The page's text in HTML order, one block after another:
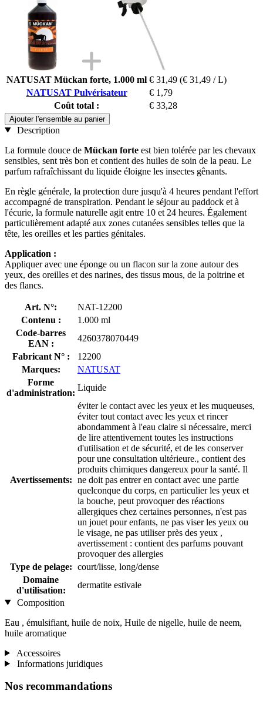
NATUSAT Mückan forte, 1.000 ml € 31,49 (€ 31,49 / L)
NATUSAT Pulvérisateur
€ 1,79
Coût total :
€ 33,28
Ajouter l'ensemble au panier
Description
La formule douce de Mückan forte est bien tolérée par les chevaux
sensibles, sent très bon et contient des huiles de soin de la peau. Le
parfum rafraîchissant du liquide éloigne les insectes gênants.
En règle générale, la protection dure jusqu'à 4 heures pendant l'effort
accompagné de transpiration. Pendant le séjour au paddock et à
l'écurie, la formule naturelle agit entre 10 et 24 heures. Également
particulièrement adapté aux zones cutanées sensibles telles que la
tête, les oreilles et les parties génitales.
Application :
Appliquer avec une éponge ou un flacon sur la zone autour des
yeux, des oreilles et des narines, des tissus mous, de la poitrine et
des flancs.
Art. N°:
NAT-12200
Contenu :
1.000 ml
Code-barres
EAN :
4260378070449
Fabricant N° :
12200
Marques:
NATUSAT
Forme
d'administration:
Liquide
Avertissements:
éviter le contact avec les yeux et les muqueuses,
éviter tout contact avec les yeux et rincer
abondamment à l'eau claire si nécessaire, merci
de lire attentivement toutes les instructions
d'utilisation et de sécurité, et de les conserver
pour une consultation ultérieure., contient des
produits chimiques dangereux pour la santé. Il
ne doit pas entrer en contact avec une partie
quelconque du corps, en particulier les yeux et
la bouche, peut provoquer des réactions
allergiques chez certaines personnes, n'est pas
un jouet pour enfants, ne pas viser les yeux ou
le visage, ne pas utiliser près des yeux ,
avertissement : contient des parfums pouvant
provoquer des allergies
Type de pelage: court/lisse, long/dense
Domaine
d'utilisation:
dermatite estivale
Composition
Eau , émulsifiant, huile de noix, Huile de nigelle, huile de neem,
huile aromatique
Accessoires
Informations juridiques
Nos recommandations